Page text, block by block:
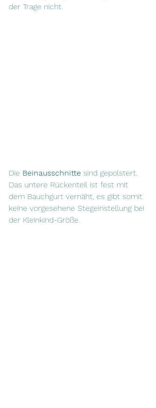
der Trage nicht.
Die Beinausschnitte sind gepolstert.
Das untere Rückenteil ist fest mit
dem Bauchgurt vernäht, es gibt somit
keine vorgesehene Stegeinstellung bei
der Kleinkind-Größe.